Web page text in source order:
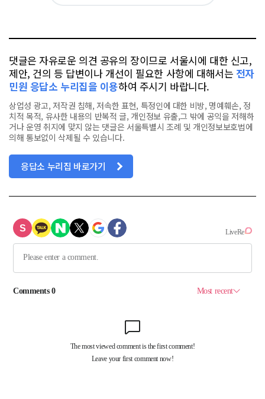
댓글은 자유로운 의견 공유의 장이므로 서울시에 대한 신고,
제안, 건의 등 답변이나 개선이 필요한 사항에 대해서는 전자
민원 응답소 누리집을 이용하여 주시기 바랍니다.
상업성 광고, 저작권 침해, 저속한 표현, 특정인에 대한 비방, 명예훼손, 정
치적 목적, 유사한 내용의 반복적 글, 개인정보 유출,그 밖에 공익을 저해하
거나 운영 취지에 맞지 않는 댓글은 서울특별시 조례 및 개인정보보호법에
의해 통보없이 삭제될 수 있습니다.
응답소 누리집 바로가기